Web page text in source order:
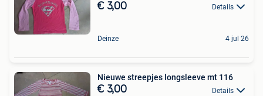
€ 3,00 Details
Deinze 4 jul 26
Nieuwe streepjes longsleeve mt 116
€ 3,00 Details